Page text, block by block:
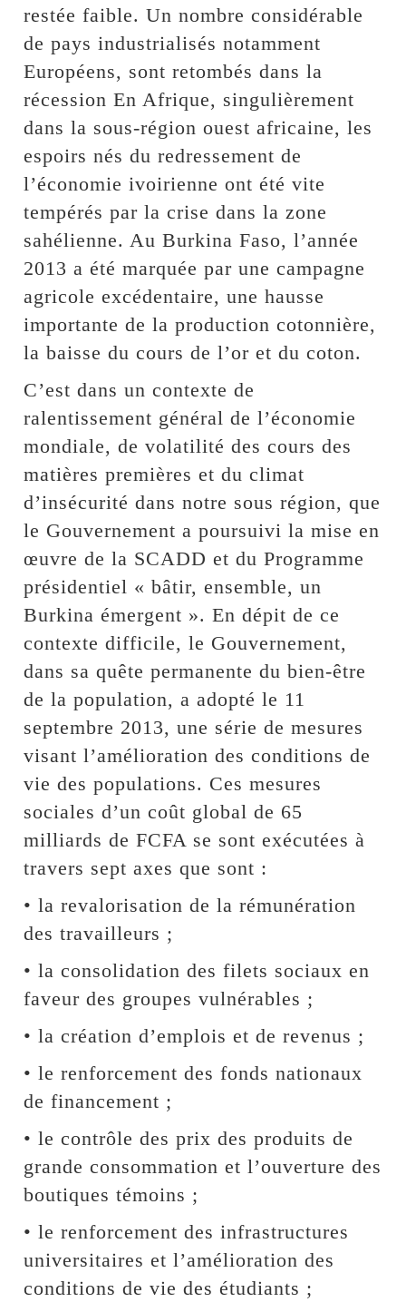
restée faible. Un nombre considérable
de pays industrialisés notamment
Européens, sont retombés dans la
récession En Afrique, singulièrement
dans la sous-région ouest africaine, les
espoirs nés du redressement de
l’économie ivoirienne ont été vite
tempérés par la crise dans la zone
sahélienne. Au Burkina Faso, l’année
2013 a été marquée par une campagne
agricole excédentaire, une hausse
importante de la production cotonnière,
la baisse du cours de l’or et du coton.
C’est dans un contexte de
ralentissement général de l’économie
mondiale, de volatilité des cours des
matières premières et du climat
d’insécurité dans notre sous région, que
le Gouvernement a poursuivi la mise en
œuvre de la SCADD et du Programme
présidentiel « bâtir, ensemble, un
Burkina émergent ». En dépit de ce
contexte difficile, le Gouvernement,
dans sa quête permanente du bien-être
de la population, a adopté le 11
septembre 2013, une série de mesures
visant l’amélioration des conditions de
vie des populations. Ces mesures
sociales d’un coût global de 65
milliards de FCFA se sont exécutées à
travers sept axes que sont :
• la revalorisation de la rémunération
des travailleurs ;
• la consolidation des filets sociaux en
faveur des groupes vulnérables ;
• la création d’emplois et de revenus ;
• le renforcement des fonds nationaux
de financement ;
• le contrôle des prix des produits de
grande consommation et l’ouverture des
boutiques témoins ;
• le renforcement des infrastructures
universitaires et l’amélioration des
conditions de vie des étudiants ;